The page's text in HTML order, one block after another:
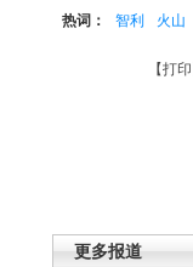
热词： 智利 火山
【打印
更多报道